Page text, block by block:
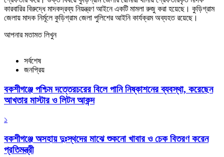
কারবারির বিরুদ্ধে মাদকদ্রব্য নিয়ন্ত্রণ আইনে একটি মামলা রুজু করা হয়েছে। কুড়িগ্রাম
জেলায় মাদক নির্মূলে কুড়িগ্রাম জেলা পুলিশের আইনি কার্যক্রম অব্যহত রয়েছে।
আপনার মতামত লিখুন
সর্বশেষ
জনপ্রিয়
বকশীগঞ্জে পশ্চিম দত্তেরচরের বিলে পানি নিষ্কাশনের ব্যবস্থা, করেছেন
আখতার মাস্টার ও লিটন আকন্দ
১
বকশীগঞ্জে অসহায় দুঃস্থদের মাঝে শুকনো খাবার ও চেক বিতরণ করেন
প্রতিমন্ত্রী